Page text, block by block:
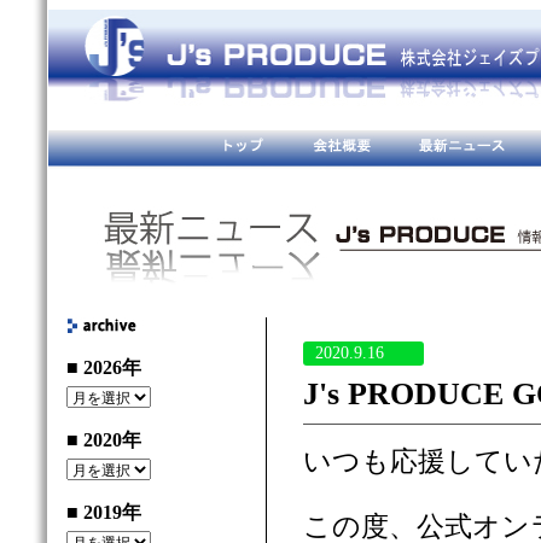
■ 2026年
■ 2020年
■ 2019年
2020.9.16
J's PRODUCE
いつも応援して
この度、公式オ